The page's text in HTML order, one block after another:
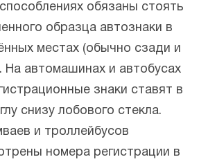
обязаны стоять
образца автознаки в
местах (обычно сзади и
На автомашинах и автобусах
знаки ставят в
снизу лобового стекла.
и троллейбусов
номера регистрации в